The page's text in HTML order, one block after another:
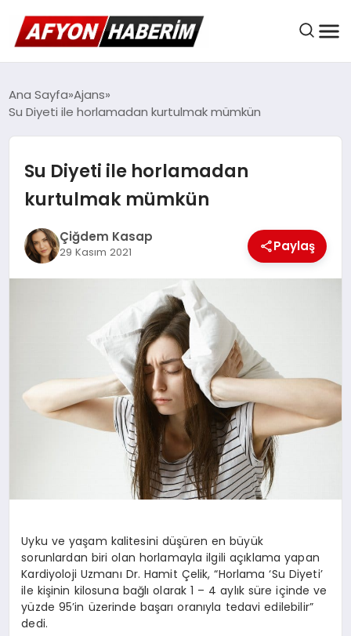
AFYON HABER
BELEDIYELER
EKONOMI
SPOR
SAĞLIK
TEKNOLOJI
Ana Sayfa Ajans
Su Diyeti ile horlamadan kurtulmak mümkün
Su Diyeti ile horlamadan
kurtulmak mümkün
Çiğdem Kasap
29 Kasım 2021 Paylaş
Uyku ve yaşam kalitesini düşüren en büyük
sorunlardan biri olan horlamayla ilgili açıklama yapan
Kardiyoloji Uzmanı Dr. Hamit Çelik, “Horlama ‘Su Diyeti’
ile kişinin kilosuna bağlı olarak 1 – 4 aylık süre içinde ve
yüzde 95’in üzerinde başarı oranıyla tedavi edilebilir”
dedi.